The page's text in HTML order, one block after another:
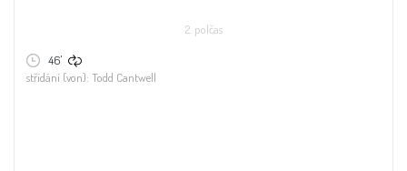
2. polčas
46'
střídání (von): Todd Cantwell